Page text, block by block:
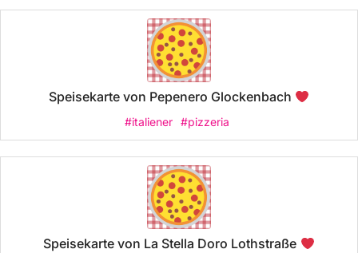
Speisekarte von Pepenero Glockenbach
#italiener #pizzeria
Speisekarte von La Stella Doro Lothstraße